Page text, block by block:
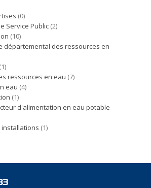
(0)
Service Public (2)
(10)
départemental des ressources en
(1)
ressources en eau (7)
eau (4)
(1)
d'alimentation en eau potable
installations (1)